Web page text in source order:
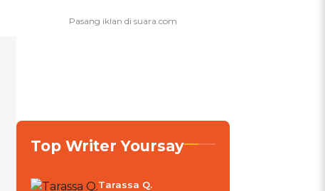
Top Writer Yoursay
Tarassa Q.